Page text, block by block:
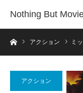
Nothing But
ホームアクション ミ
アクション